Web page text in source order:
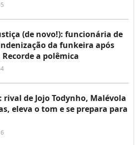
(de novo!): funcionária de
da funkeira após
a polêmica
rival de Jojo Todynho, Malévola
eleva o tom e se prepara para